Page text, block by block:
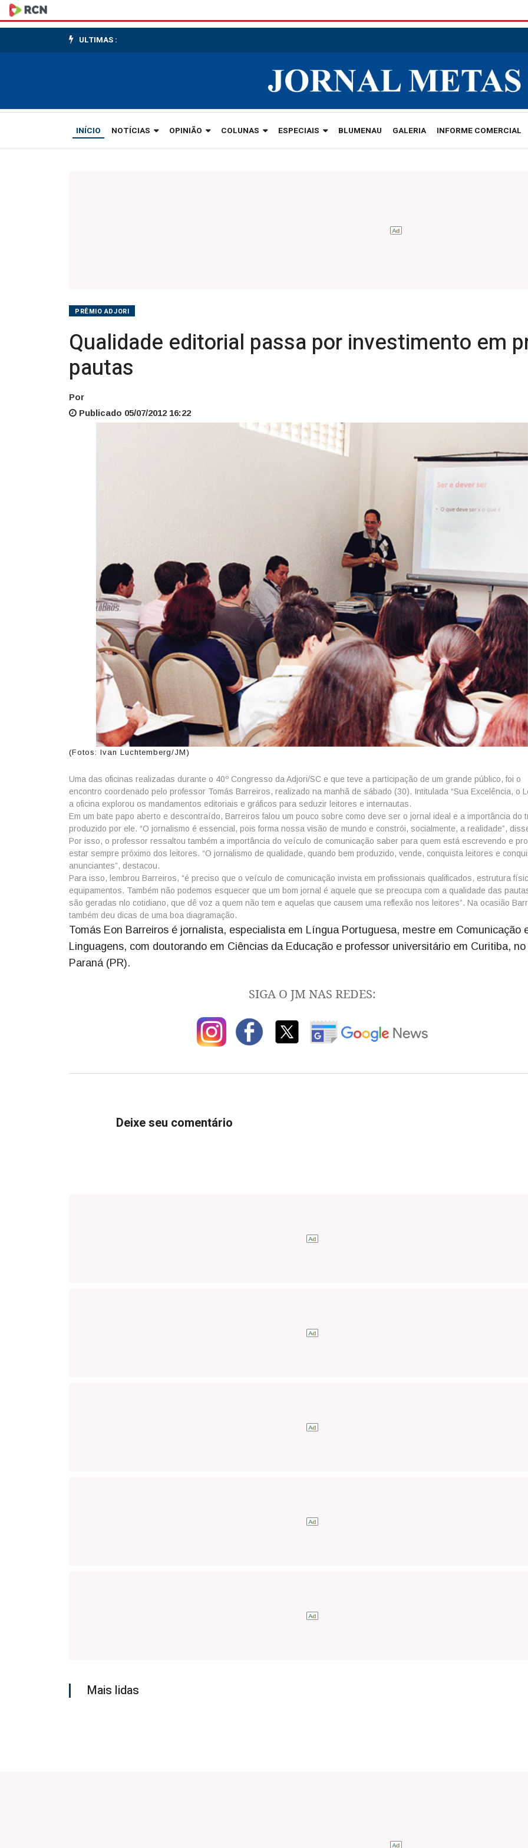
Qualidade
editorial
passa
investimento
ULTIMAS :
INÍCIO NOTÍCIAS OPINIÃO COLUNAS ESPECIAIS BLUMENAU GALERIA INFORME COMERCIAL
PRÊMIO ADJORI
Qualidade editorial passa por investimento em
pautas
Por
Publicado 05/07/2012 16:22
(Fotos: Ivan Luchtemberg/JM)
Uma das oficinas realizadas durante o 40º Congresso da Adjori/SC e que teve a participação de um grande público, foi o
encontro coordenado pelo professor Tomás Barreiros, realizado na manhã de sábado (30). Intitulada “Sua Excelência, o
a oficina explorou os mandamentos editoriais e gráficos para seduzir leitores e internautas.
Em um bate papo aberto e descontraído, Barreiros falou um pouco sobre como deve ser o jornal ideal e a importância do
produzido por ele. “O jornalismo é essencial, pois forma nossa visão de mundo e constrói, socialmente, a realidade”,
Por isso, o professor ressaltou também a importância do veículo de comunicação saber para quem está escrevendo e
estar sempre próximo dos leitores. “O jornalismo de qualidade, quando bem produzido, vende, conquista leitores e
anunciantes”, destacou.
Para isso, lembrou Barreiros, “é preciso que o veículo de comunicação invista em profissionais qualificados, estrutura
equipamentos. Também não podemos esquecer que um bom jornal é aquele que se preocupa com a qualidade das
são geradas nlo cotidiano, que dê voz a quem não tem e aquelas que causem uma reflexão nos leitores”. Na ocasião
também deu dicas de uma boa diagramação.
Tomás Eon Barreiros é jornalista, especialista em Língua Portuguesa, mestre em Comunicação
Linguagens, com doutorando em Ciências da Educação e professor universitário em Curitiba, no
Paraná (PR).
SIGA O JM NAS REDES:
Deixe seu comentário
Mais lidas